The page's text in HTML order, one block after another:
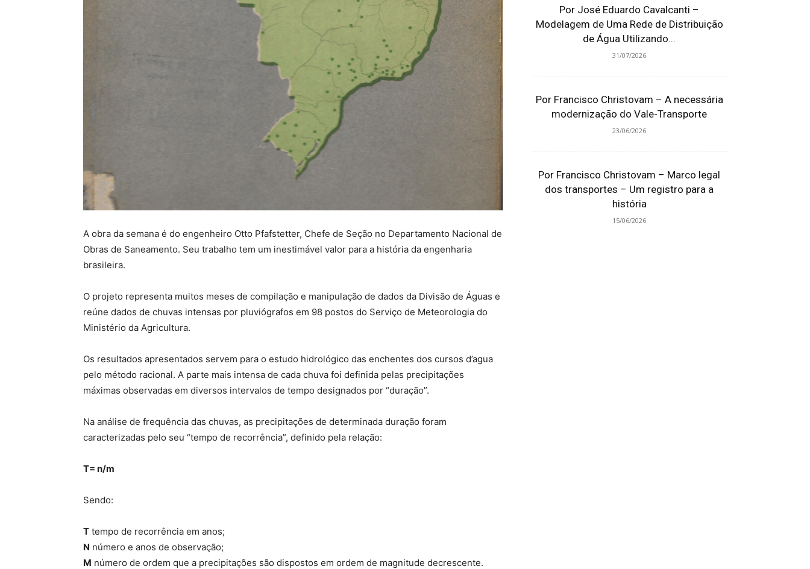
A obra da semana é do engenheiro Otto Pfafstetter, Chefe de Seção no Departamento Nacional de
Obras de Saneamento. Seu trabalho tem um inestimável valor para a história da engenharia
brasileira.
O projeto representa muitos meses de compilação e manipulação de dados da Divisão de Águas e
reúne dados de chuvas intensas por pluviógrafos em 98 postos do Serviço de Meteorologia do
Ministério da Agricultura.
Os resultados apresentados servem para o estudo hidrológico das enchentes dos cursos d’agua
pelo método racional. A parte mais intensa de cada chuva foi definida pelas precipitações
máximas observadas em diversos intervalos de tempo designados por “duração”.
Na análise de frequência das chuvas, as precipitações de determinada duração foram
caracterizadas pelo seu “tempo de recorrência”, definido pela relação:
T= n/m
Sendo:
T tempo de recorrência em anos;
N número e anos de observação;
M número de ordem que a precipitações são dispostos em ordem de magnitude decrescente.
Por José Eduardo Cavalcanti –
Modelagem de Uma Rede de Distribuição
de Água Utilizando...
31/07/2026
Por Francisco Christovam – A necessária
modernização do Vale-Transporte
23/06/2026
Por Francisco Christovam – Marco legal
dos transportes – Um registro para a
história
15/06/2026